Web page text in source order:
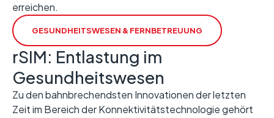
erreichen.
GESUNDHEITSWESEN & FERNBETREUUNG
rSIM: Entlastung im
Gesundheitswesen
Zu den bahnbrechendsten Innovationen der letzten
Zeit im Bereich der Konnektivitätstechnologie gehört